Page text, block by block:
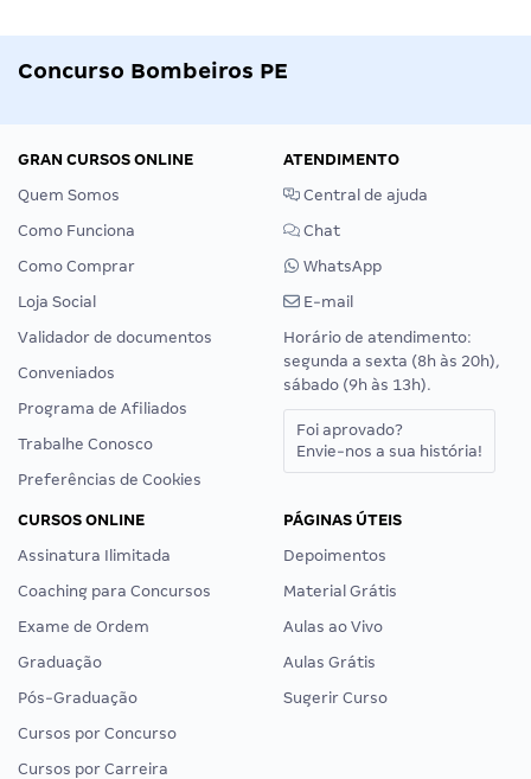
Concurso Bombeiros PE
GRAN CURSOS ONLINE
Quem Somos
Como Funciona
Como Comprar
Loja Social
Validador de documentos
Conveniados
Programa de Afiliados
Trabalhe Conosco
Preferências de Cookies
ATENDIMENTO
Central de ajuda
Chat
WhatsApp
E-mail
Horário de atendimento:
segunda a sexta (8h às 20h),
sábado (9h às 13h).
Foi aprovado?
Envie-nos a sua história!
CURSOS ONLINE
Assinatura Ilimitada
Coaching para Concursos
Exame de Ordem
Graduação
Pós-Graduação
Cursos por Concurso
Cursos por Carreira
PÁGINAS ÚTEIS
Depoimentos
Material Grátis
Aulas ao Vivo
Aulas Grátis
Sugerir Curso